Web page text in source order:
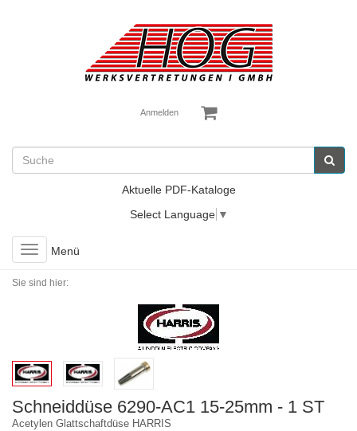
Anmelden
Aktuelle PDF-Kataloge
Select Language ▼
Toggle
navigation
Menü
Sie sind hier:
Schneiddüse 6290-AC1 15-25mm - 1 ST
Acetylen Glattschaftdüse HARRIS